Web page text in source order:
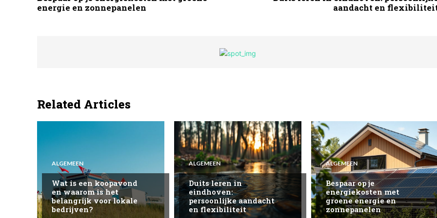
energie en zonnepanelen
aandacht en
Related Articles
ALGEMEEN
Wat is een koopavond
en waarom is het
belangrijk voor lokale
bedrijven?
ALGEMEEN
Duits leren in
eindhoven:
persoonlijke aandacht
en flexibiliteit
ALGEMEEN
Bespaar op je
energiekosten met
groene energie en
zonnepanelen